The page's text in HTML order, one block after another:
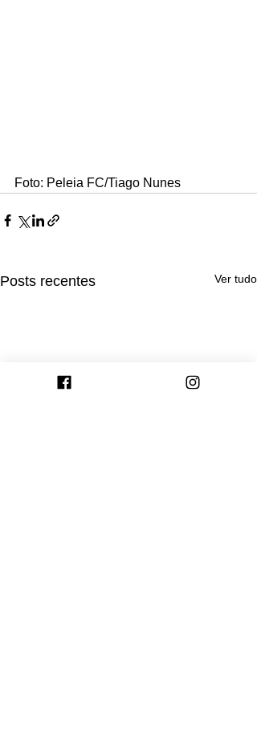
Foto: Peleia FC/Tiago Nunes
Posts recentes Ver tudo